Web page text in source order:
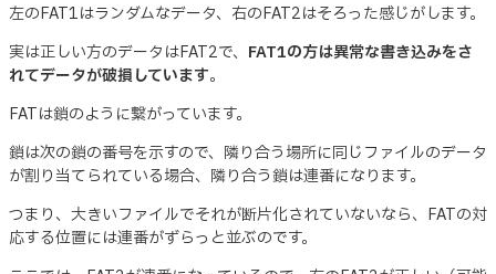
左のFAT1はランダムなデータ、右のFAT2はそろった感じがします。
実は正しい方のデータはFAT2で、 FAT1の方は異常な書き込みをさ
れてデータが破損しています。
FATは鎖のように繋がっています。
鎖は次の鎖の番号を示すので、隣り合う場所に同じファイルのデータ
が割り当てられている場合、隣り合う鎖は連番になります。
つまり、大きいファイルでそれが断片化されていないなら、FATの対
応する位置には連番がずらっと並ぶのです。